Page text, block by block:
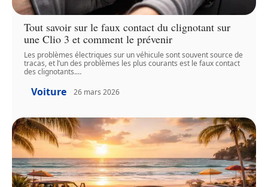
Tout savoir sur le faux contact du clignotant sur
une Clio 3 et comment le prévenir
Les problèmes électriques sur un véhicule sont souvent source de
tracas, et l’un des problèmes les plus courants est le faux contact
des clignotants.…
Voiture 26 mars 2026